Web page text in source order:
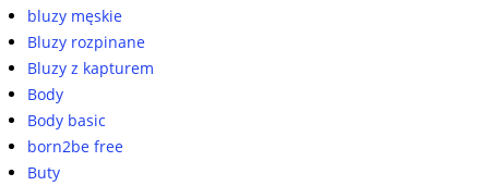
bluzy męskie
Bluzy rozpinane
Bluzy z kapturem
Body
Body basic
born2be free
Buty